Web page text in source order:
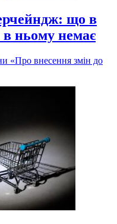
що в
в ньому немає
«Про внесення змін до